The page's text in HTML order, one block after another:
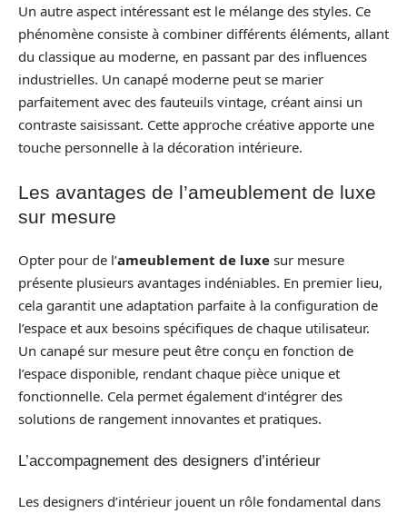
Un autre aspect intéressant est le mélange des styles. Ce
phénomène consiste à combiner différents éléments, allant
du classique au moderne, en passant par des influences
industrielles. Un canapé moderne peut se marier
parfaitement avec des fauteuils vintage, créant ainsi un
contraste saisissant. Cette approche créative apporte une
touche personnelle à la décoration intérieure.
Les avantages de l’ameublement de luxe
sur mesure
Opter pour de l’ameublement de luxe sur mesure
présente plusieurs avantages indéniables. En premier lieu,
cela garantit une adaptation parfaite à la configuration de
l’espace et aux besoins spécifiques de chaque utilisateur.
Un canapé sur mesure peut être conçu en fonction de
l’espace disponible, rendant chaque pièce unique et
fonctionnelle. Cela permet également d’intégrer des
solutions de rangement innovantes et pratiques.
L’accompagnement des designers d’intérieur
Les designers d’intérieur jouent un rôle fondamental dans